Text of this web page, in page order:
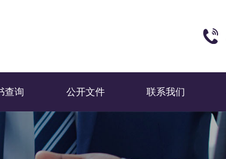
查询 公开文件 联系我们